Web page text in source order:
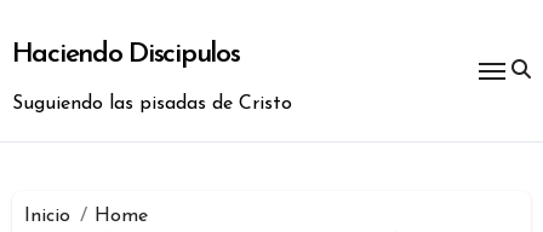
contenido
Haciendo Discipulos
Suguiendo las pisadas de Cristo
Inicio
Home